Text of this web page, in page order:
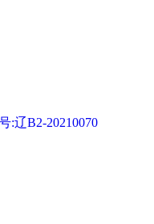
:辽B2-20210070